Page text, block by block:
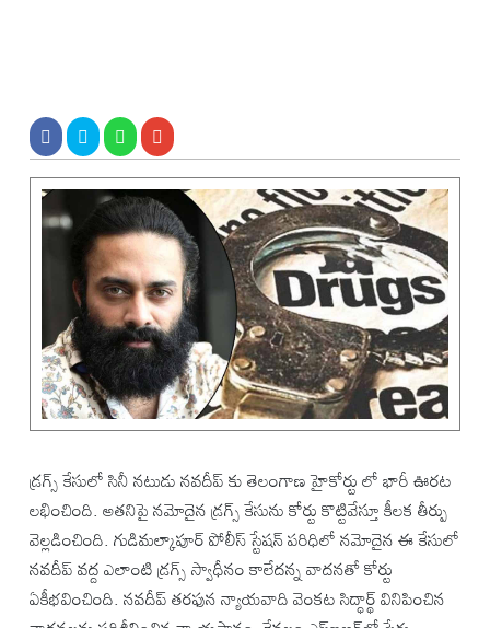
డ్రగ్స్ కేసులో సినీ నటుడు నవదీప్ కు తెలంగాణ హైకోర్టు లో భారీ ఊరట
లభించింది. అతనిపై నమోదైన డ్రగ్స్ కేసును కోర్టు కొట్టివేస్తూ కీలక తీర్పు
వెల్లడించింది. గుడిమల్కాపూర్ పోలీస్ స్టేషన్ పరిధిలో నమోదైన ఈ కేసులో
నవదీప్ వద్ద ఎలాంటి డ్రగ్స్ స్వాధీనం కాలేదన్న వాదనతో కోర్టు
ఏకీభవించింది. నవదీప్ తరఫున న్యాయవాది వెంకట సిద్ధార్థ్ వినిపించిన